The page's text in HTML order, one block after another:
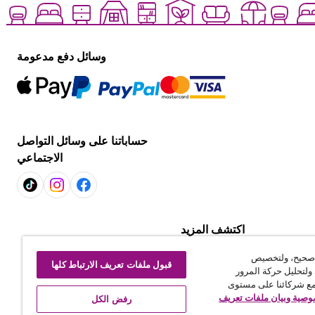
وسائل دفع مدعومة
حساباتنا على وسائل التواصل
الاجتماعي
اكتشف المزيد
التسوّق لكل غرفة
استكشف العروض
صحيح، ولتخصيص
حركة المرور
شركائنا على مستوى
وبيان ملفات تعريف
قبول ملفات تعريف الارتباط كلها
رفض الكل